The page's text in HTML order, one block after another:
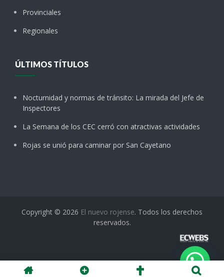
Provinciales
Regionales
ÚLTIMOS TÍTULOS
Nocturnidad y normas de tránsito: La mirada del Jefe de
Inspectores
La Semana de los CEC cerró con atractivas actividades
Rojas se unió para caminar por San Cayetano
Copyright © 2026 El nuevo rojense. Todos los derechos
reservados.